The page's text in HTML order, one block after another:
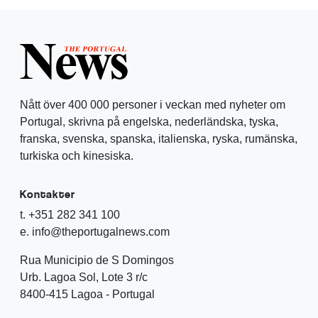
Nått över 400 000 personer i veckan med nyheter om
Portugal, skrivna på engelska, nederländska, tyska,
franska, svenska, spanska, italienska, ryska, rumänska,
turkiska och kinesiska.
Kontakter
t. +351 282 341 100
e. info@theportugalnews.com
Rua Municipio de S Domingos
Urb. Lagoa Sol, Lote 3 r/c
8400-415 Lagoa - Portugal